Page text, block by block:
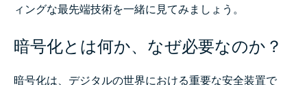
ィングな最先端技術を一緒に見てみましょう。
暗号化とは何か、なぜ必要なのか？
暗号化は、デジタルの世界における重要な安全装置で